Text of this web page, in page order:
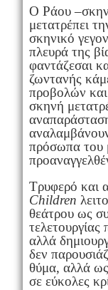
Ο Ράου
μετατρέπει
σκηνικό
πλευρά της
φαντάζεσαι
ζωντανής
προβολών
σκηνή
πρόσωπα του
Τρυφερό και
Children
θεάτρου ως
αλλά
δεν
θύμα, αλλά
σε εύκολες